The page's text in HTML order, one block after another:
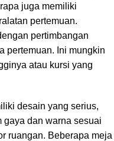
juga memiliki
pertemuan.
pertimbangan
pertemuan. Ini mungkin
atau kursi yang
desain yang serius,
gaya dan warna sesuai
ruangan. Beberapa meja